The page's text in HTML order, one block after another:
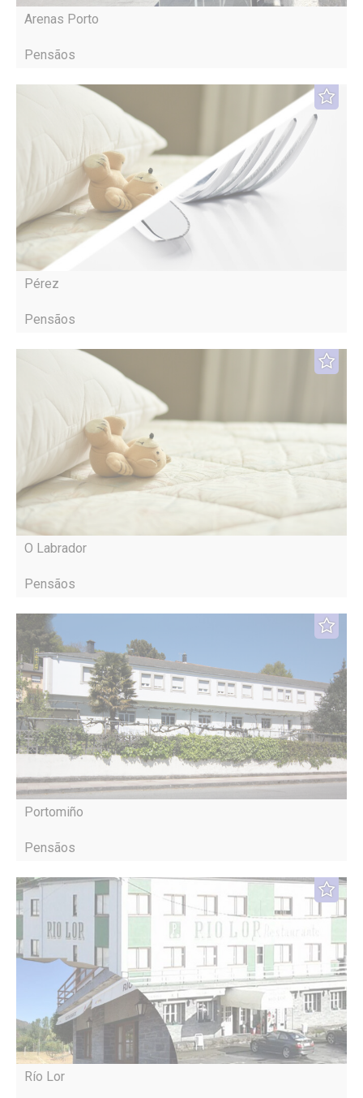
Arenas Porto
Pensãos
Pérez
Pensãos
O Labrador
Pensãos
Portomiño
Pensãos
Río Lor